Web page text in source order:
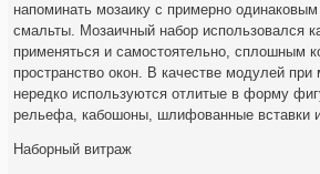
напоминать мозаику с примерно
смальты. Мозаичный набор использовался
применяться и самостоятельно, сплошным
пространство окон. В качестве модулей при
нередко используются отлитые в форму
рельефа, кабошоны, шлифованные вставки
Наборный витраж